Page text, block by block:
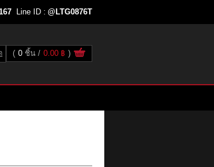
Line ID : @LTG0876T
( 0 ชิ้น 0.00 ฿ )